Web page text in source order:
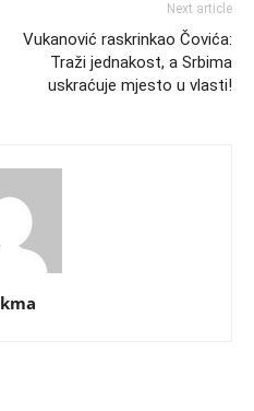
Next article
Vukanović raskrinkao Čovića:
Traži jednakost, a Srbima
uskraćuje mjesto u vlasti!